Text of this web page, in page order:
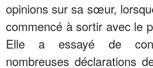
opinions sur sa sœur,
commencé à sortir avec le
Elle a essayé de
nombreuses déclarations